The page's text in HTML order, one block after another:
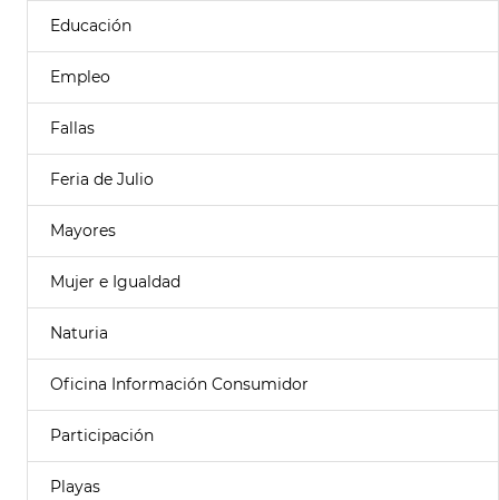
Educación
Empleo
Fallas
Feria de Julio
Mayores
Mujer e Igualdad
Naturia
Oficina Información Consumidor
Participación
Playas